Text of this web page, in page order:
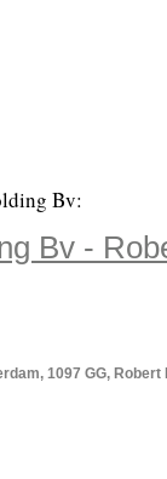
Bv:
Bv -
1097 GG,